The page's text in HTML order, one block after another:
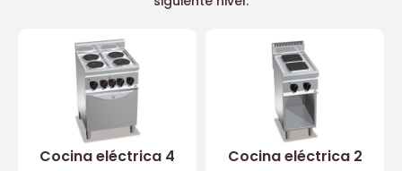
Cocina eléctrica 4
Cocina eléctrica 2